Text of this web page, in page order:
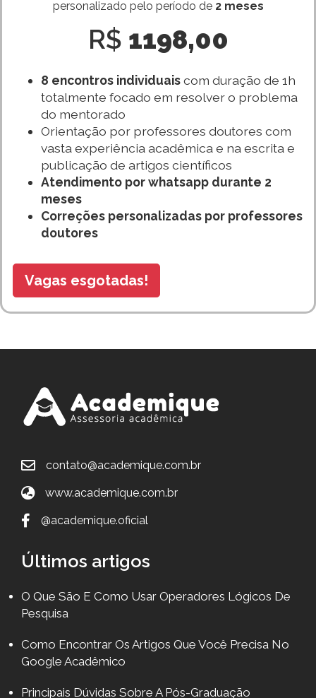
personalizado pelo período de 2 meses
R$ 1198,00
8 encontros individuaiscom duração de 1h
totalmente focado em resolver o problema
do mentorado
Orientação por professores doutores com
vasta experiência acadêmica e na escrita e
publicação de artigos científicos
Atendimento por whatsapp durante 2
meses
Correções personalizadas por professores
doutores
Vagas esgotadas!
contato@academique.com.br
www.academique.com.br
@academique.oficial
Últimos artigos
O Que São E Como Usar Operadores Lógicos De
Pesquisa
Como Encontrar Os Artigos Que Você Precisa No
Google Acadêmico
Principais Dúvidas Sobre A Pós-Graduação